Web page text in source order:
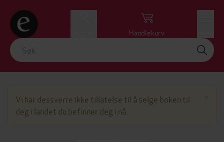
Handlekurv
Vi har dessverre ikke tillatelse til å selge boken til
deg i landet du befinner deg i nå.